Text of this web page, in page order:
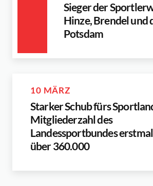
Sieger der
Hinze, Brendel und
Potsdam
10 MÄRZ
Starker Schub fürs
Mitgliederzahl des
Landessportbundes
über 360.000